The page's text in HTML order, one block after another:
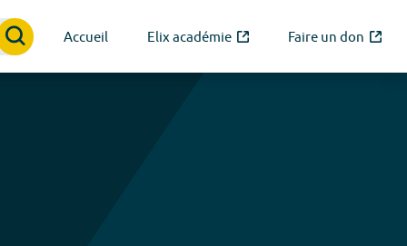
Accueil Elix académie Faire un don